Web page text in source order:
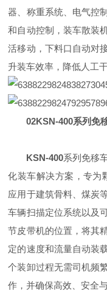
器、称重系统、电气控
和自动控制，装车散装
活移动，下料口自动对
升装车效率，降低人工
02KSN-400系列免
KSN-400系列免移
化装车解决方案，专为
应用于建筑骨料、煤炭
车辆扫描定位系统以及
节皮带机的位置，将其
定的速度和流量自动装
个装卸过程无需司机频
作，并确保高效、安全与